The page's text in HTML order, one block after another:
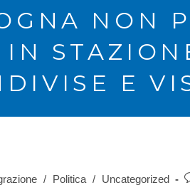
NON
E
/ Politica / Uncategorized